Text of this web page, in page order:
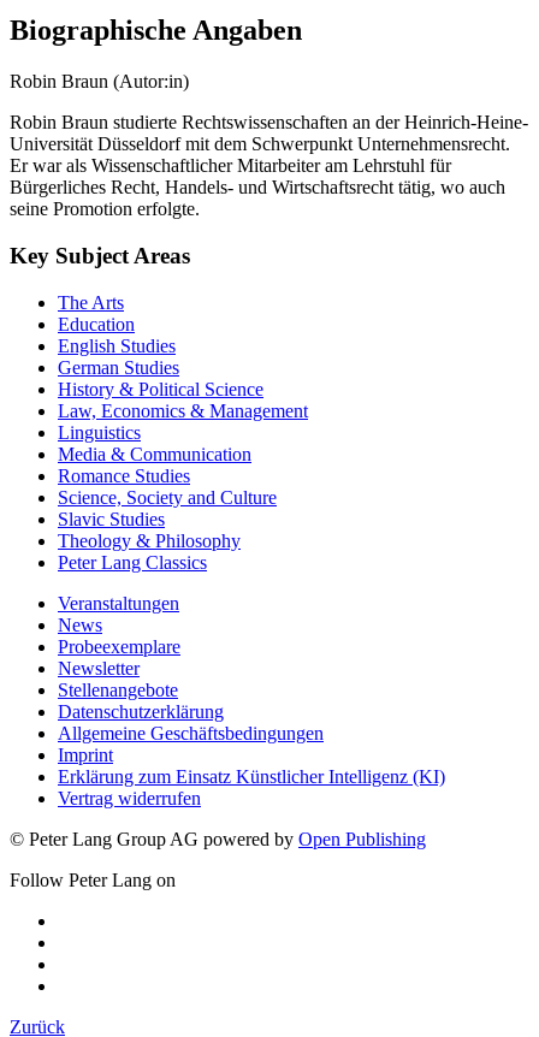
Biographische Angaben
Robin Braun studierte Rechtswissenschaften an der Heinrich-Heine-
Universität Düsseldorf mit dem Schwerpunkt Unternehmensrecht.
Er war als Wissenschaftlicher Mitarbeiter am Lehrstuhl für
Bürgerliches Recht, Handels- und Wirtschaftsrecht tätig, wo auch
The Arts
Education
English Studies
German Studies
History & Political Science
Law, Economics & Management
Linguistics
Media & Communication
Romance Studies
Science, Society and Culture
Slavic Studies
Theology & Philosophy
Veranstaltungen
News
Probeexemplare
Newsletter
Stellenangebote
Datenschutzerklärung
Allgemeine Geschäftsbedingungen
Imprint
Erklärung zum Einsatz Künstlicher Intelligenz (KI)